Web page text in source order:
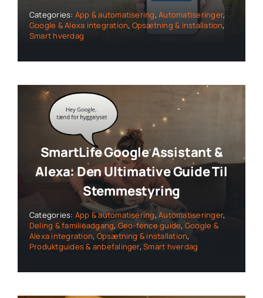
Categories: App & automatisering,Automatiseringer,
Google & Alexa integration, Opsætning & installation,
Smart hverdag
SmartLife Google Assistant &
Alexa: Den Ultimative Guide Til
Stemmestyring
Categories: App & automatisering,Automatiseringer,
Deling & familieadgang, Geo-fence guide, Google &
Alexa integration, Opsætning & installation,
Produktguides & anbefalinger,Smart hverdag